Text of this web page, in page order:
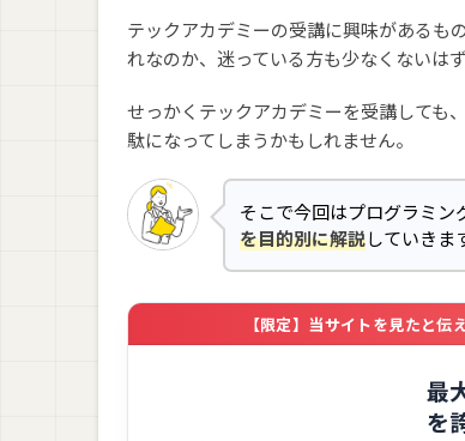
テックアカデミーの受講に興味があるも
れなのか、迷っている方も少なくないはず
せっかくテックアカデミーを受講しても
駄になってしまうかもしれません。
そこで今回はプログラミン
を目的別に解説していきま
【限定】当サイトを見たと
最
を